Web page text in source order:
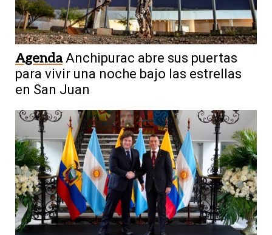
Agenda Anchipurac abre sus puertas
para vivir una noche bajo las estrellas
en San Juan